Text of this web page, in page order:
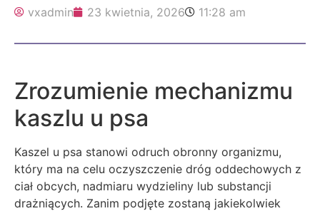
vxadmin 23 kwietnia, 2026 11:28 am
Zrozumienie mechanizmu
kaszlu u psa
Kaszel u psa stanowi odruch obronny organizmu,
który ma na celu oczyszczenie dróg oddechowych z
ciał obcych, nadmiaru wydzieliny lub substancji
drażniących. Zanim podjęte zostaną jakiekolwiek